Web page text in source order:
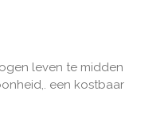
leven te midden
een kostbaar